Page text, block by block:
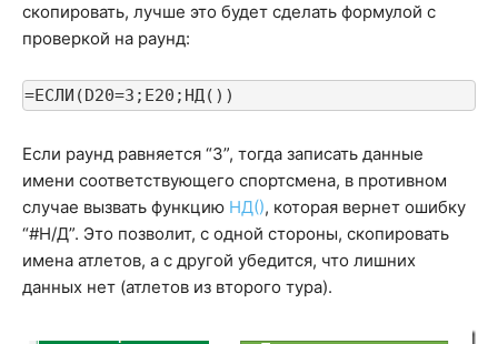
скопировать, лучше это будет сделать формулой с
проверкой на раунд:
=ЕСЛИ(D20=3;E20;НД())
Если раунд равняется “3”, тогда записать данные
имени соответствующего спортсмена, в противном
случае вызвать функцию НД(), которая вернет ошибку
“#Н/Д”. Это позволит, с одной стороны, скопировать
имена атлетов, а с другой убедится, что лишних
данных нет (атлетов из второго тура).